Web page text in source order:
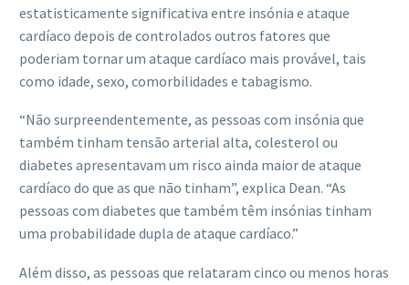
estatisticamente significativa entre insónia e ataque
cardíaco depois de controlados outros fatores que
poderiam tornar um ataque cardíaco mais provável, tais
como idade, sexo, comorbilidades e tabagismo.
“Não surpreendentemente, as pessoas com insónia que
também tinham tensão arterial alta, colesterol ou
diabetes apresentavam um risco ainda maior de ataque
cardíaco do que as que não tinham”, explica Dean. “As
pessoas com diabetes que também têm insónias tinham
uma probabilidade dupla de ataque cardíaco.”
Além disso, as pessoas que relataram cinco ou menos horas